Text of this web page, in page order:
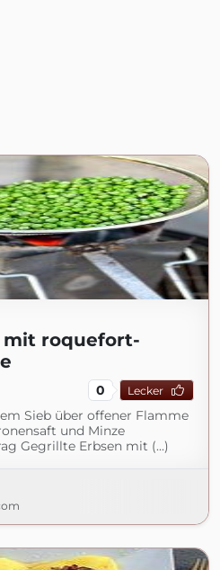
mit roquefort-
0 Lecker
Sieb über offener Flamme
und Minze
Gegrillte Erbsen mit (...)